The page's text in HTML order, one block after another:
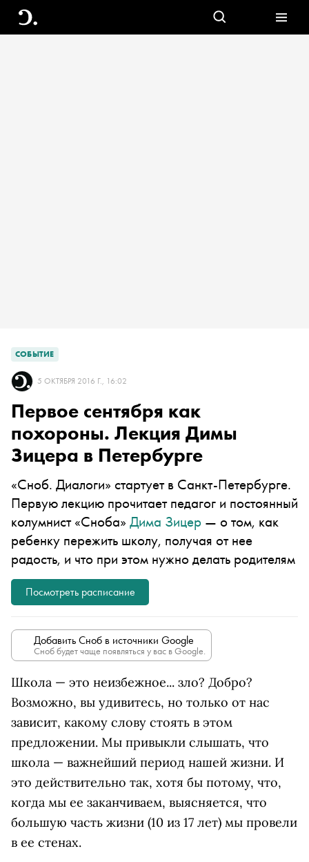
СОБЫТИЕ
5 ОКТЯБРЯ 2016 Г., 16:02
Первое сентября как
похороны. Лекция Димы
Зицера в Петербурге
«Сноб. Диалоги» стартует в Санкт-Петербурге.
Первую лекцию прочитает педагог и постоянный
колумнист «Сноба» Дима Зицер — о том, как
ребенку пережить школу, получая от нее
радость, и что при этом нужно делать родителям
Посмотреть расписание
Добавить Сноб в источники Google
Сноб будет чаще появляться у вас в Google.
Школа — это неизбежное... зло? Добро?
Возможно, вы удивитесь, но только от нас
зависит, какому слову стоять в этом
предложении. Мы привыкли слышать, что
школа — важнейший период нашей жизни. И
это действительно так, хотя бы потому, что,
когда мы ее заканчиваем, выясняется, что
большую часть жизни (10 из 17 лет) мы провели
в ее стенах.